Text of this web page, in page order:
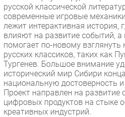
русской классической
современные игровые
лежит интерактивная история,
влияют на развитие событий,
помогает по-новому взглянуть
русских классиков, таких как
Тургенев. Большое внимание
исторический мир Сибири
национальную достоверность и
Проект направлен на развитие
цифровых продуктов на стыке
креативных индустрий.